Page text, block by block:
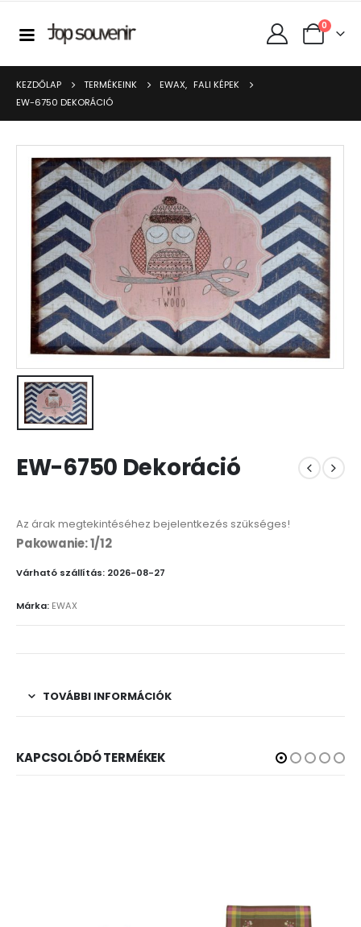
0
KEZDŐLAP TERMÉKEINK EWAX, FALI KÉPEK
EW-6750 DEKORÁCIÓ
EW-6750 Dekoráció
Az árak megtekintéséhez bejelentkezés szükséges!
Pakowanie: 1/12
Várható szállítás: 2026-08-27
Márka: EWAX
TOVÁBBI INFORMÁCIÓK
KAPCSOLÓDÓ TERMÉKEK